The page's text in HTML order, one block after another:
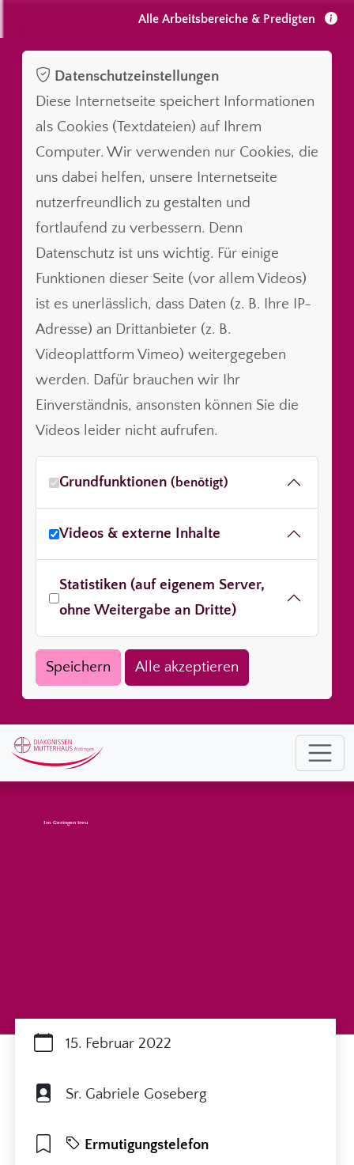
Alle Arbeitsbereiche & Predigten
Datenschutzeinstellungen
Diese Internetseite speichert Informationen
als Cookies (Textdateien) auf Ihrem
Computer. Wir verwenden nur Cookies, die
uns dabei helfen, unsere Internetseite
nutzerfreundlich zu gestalten und
fortlaufend zu verbessern. Denn
Datenschutz ist uns wichtig. Für einige
Funktionen dieser Seite (vor allem Videos)
ist es unerlässlich, dass Daten (z. B. Ihre IP-
Adresse) an Drittanbieter (z. B.
Videoplattform Vimeo) weitergegeben
werden. Dafür brauchen wir Ihr
Einverständnis, ansonsten können Sie die
Videos leider nicht aufrufen.
Grundfunktionen (benötigt)
Videos & externe Inhalte
Statistiken (auf eigenem Server,
ohne Weitergabe an Dritte)
Im Geringen treu
15. Februar 2022
Sr. Gabriele Goseberg
Ermutigungstelefon